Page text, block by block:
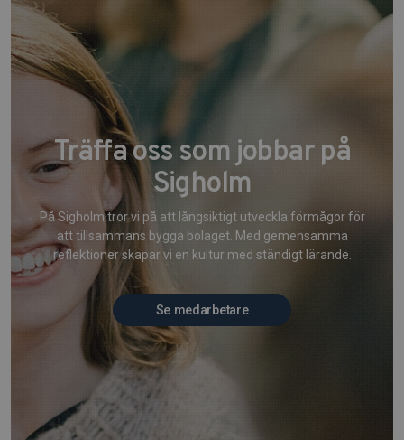
Träffa oss som jobbar på
Sigholm
På Sigholm tror vi på att långsiktigt utveckla förmågor för
att tillsammans bygga bolaget. Med gemensamma
reflektioner skapar vi en kultur med ständigt lärande.
Se medarbetare